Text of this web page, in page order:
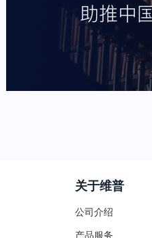
关于维普
公司介绍
产品服务